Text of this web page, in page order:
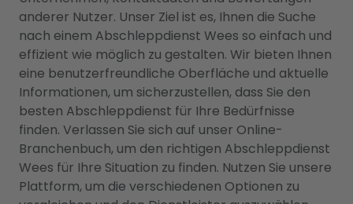
anderer Nutzer. Unser Ziel ist es, Ihnen die Suche
nach einem Abschleppdienst Wees so einfach und
effizient wie möglich zu gestalten. Wir bieten Ihnen
eine benutzerfreundliche Oberfläche und aktuelle
Informationen, um sicherzustellen, dass Sie den
besten Abschleppdienst für Ihre Bedürfnisse
finden. Verlassen Sie sich auf unser Online-
Branchenbuch, um den richtigen Abschleppdienst
Wees für Ihre Situation zu finden. Nutzen Sie unsere
Plattform, um die verschiedenen Optionen zu